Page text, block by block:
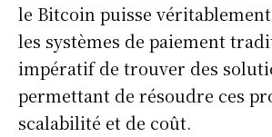
le Bitcoin puisse
les systèmes de paiement
impératif de trouver des
permettant de résoudre ces
scalabilité et de coût.